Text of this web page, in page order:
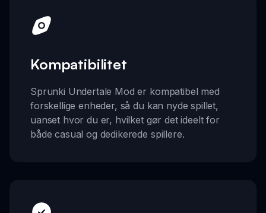
Kompatibilitet
Sprunki Undertale Mod er kompatibel med
forskellige enheder, så du kan nyde spillet,
uanset hvor du er, hvilket gør det ideelt for
både casual og dedikerede spillere.